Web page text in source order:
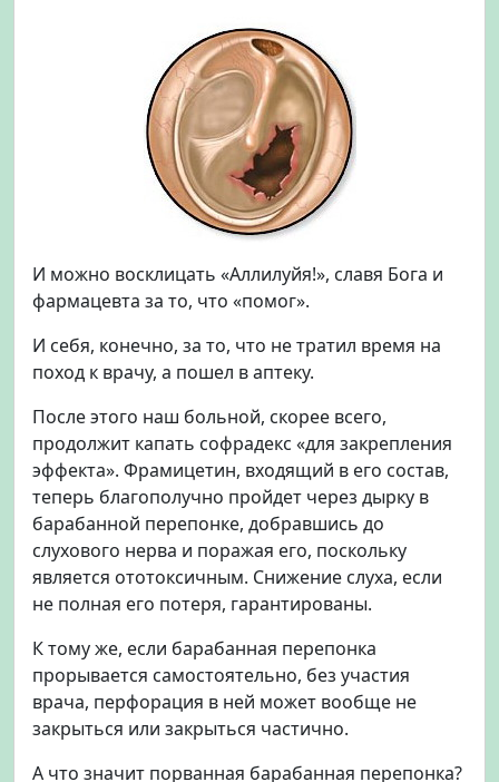
И можно восклицать «Аллилуйя!», славя Бога и
фармацевта за то, что «помог».
И себя, конечно, за то, что не тратил время на
поход к врачу, а пошел в аптеку.
После этого наш больной, скорее всего,
продолжит капать софрадекс «для закрепления
эффекта». Фрамицетин, входящий в его состав,
теперь благополучно пройдет через дырку в
барабанной перепонке, добравшись до
слухового нерва и поражая его, поскольку
является ототоксичным. Снижение слуха, если
не полная его потеря, гарантированы.
К тому же, если барабанная перепонка
прорывается самостоятельно, без участия
врача, перфорация в ней может вообще не
закрыться или закрыться частично.
А что значит порванная барабанная перепонка?